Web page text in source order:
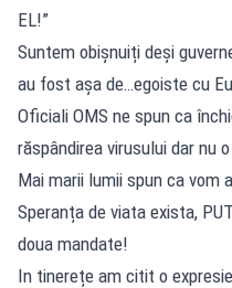
EL!”
Suntem obișnuiți deși
au fost așa de…egoiste cu
Oficiali OMS ne spun ca
răspândirea virusului dar nu
Mai marii lumii spun ca vom
Speranța de viata exista,
doua mandate!
In tinerețe am citit o